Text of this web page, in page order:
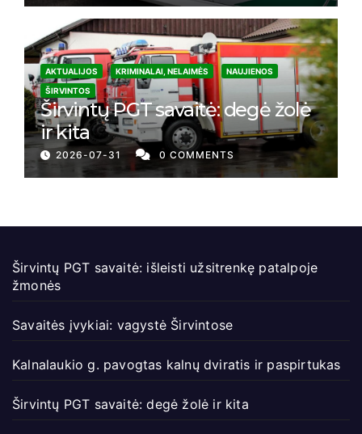
AKTUALIJOS KRIMINALAI, NELAIMĖS
NAUJIENOS
ŠIRVINTOS
Širvintų PGT savaitė: degė žolė
ir kita
2026-07-31 0 COMMENTS
Širvintų PGT savaitė: išleisti užsitrenkę patalpoje
žmonės
Savaitės įvykiai: vagystė Širvintose
Kalnalaukio g. pavogtas kalnų dviratis ir paspirtukas
Širvintų PGT savaitė: degė žolė ir kita